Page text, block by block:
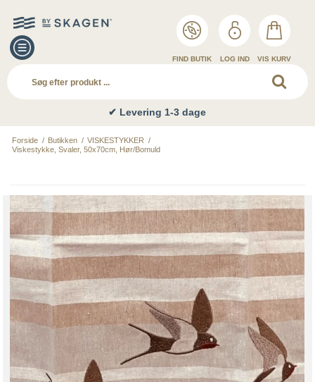
FIND BUTIK LOG IND VIS KURV
✔ Levering 1-3 dage
Forside / Butikken / VISKESTYKKER /
Viskestykke, Svaler, 50x70cm, Hør/Bomuld